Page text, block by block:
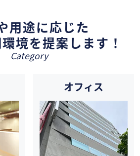
用途に応じた
境を提案します！
Category
オフィス